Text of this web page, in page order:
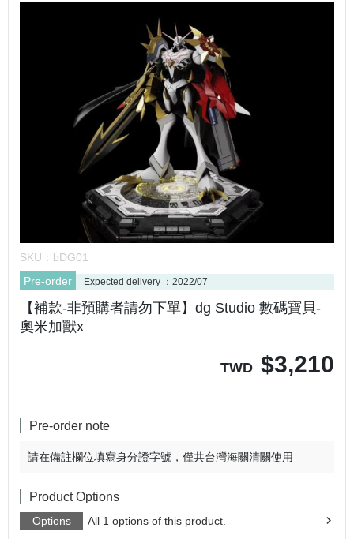
SKU： bDG01
Pre-order
Expected delivery ：2022/07
【補款-非預購者請勿下單】dg Studio 數碼寶貝-
奧米加獸x
TWD $3,210
Pre-order note
請在備註欄位填寫身分證字號，僅共台灣海關清關使用
Product Options
Options All 1 options of this product.